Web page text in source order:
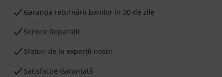
Garanţia returnării banilor în 30 de zile
Service Reparații
Sfaturi de la experții noștri
Satisfacție Garantată